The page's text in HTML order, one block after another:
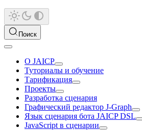
Поиск
О JAICP
Туториалы и обучение
Тарификация
Проекты
Разработка сценария
Графический редактор J‑Graph
Язык сценария бота JAICP DSL
JavaScript в сценарии